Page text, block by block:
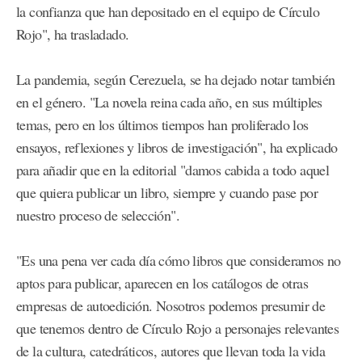
la confianza que han depositado en el equipo de Círculo
Rojo", ha trasladado.
La pandemia, según Cerezuela, se ha dejado notar también
en el género. "La novela reina cada año, en sus múltiples
temas, pero en los últimos tiempos han proliferado los
ensayos, reflexiones y libros de investigación", ha explicado
para añadir que en la editorial "damos cabida a todo aquel
que quiera publicar un libro, siempre y cuando pase por
nuestro proceso de selección".
"Es una pena ver cada día cómo libros que consideramos no
aptos para publicar, aparecen en los catálogos de otras
empresas de autoedición. Nosotros podemos presumir de
que tenemos dentro de Círculo Rojo a personajes relevantes
de la cultura, catedráticos, autores que llevan toda la vida